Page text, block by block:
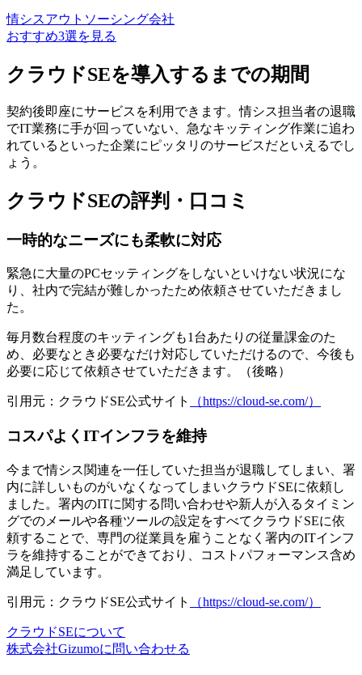
情シスアウトソーシング会社
おすすめ3選を見る
クラウドSEを導入するまでの期間
契約後即座にサービスを利用できます。情シス担当者の退職
でIT業務に手が回っていない、急なキッティング作業に追わ
れているといった企業にピッタリ のサービスだといえるでし
ょう。
クラウドSEの評判・口コミ
一時的なニーズにも柔軟に対応
緊急に大量のPCセッティングをしないといけない状況にな
り、社内で完結が難しかったため依頼させていただきまし
た。
毎月数台程度のキッティングも1台あたりの従量課金のた
め、 必要なとき必要なだけ対応していただけるので、今後も
必要に応じて依頼させていただきます。（後略）
引用元：クラウドSE公式サイト （https://cloud-se.com/）
コスパよくITインフラを維持
今まで情シス関連を一任していた担当が退職してしまい、署
内に詳しいものがいなくなってしまいクラウドSEに依頼し
ました。署内のITに関する問い合わせや新人が入るタイミン
グでのメールや各種ツールの設定をすべてクラウドSEに依
頼することで、 専門の従業員を雇うことなく署内のITインフ
ラを維持することができており
、コストパフォーマンス含め
満足しています。
引用元：クラウドSE公式サイト （https://cloud-se.com/）
クラウドSEについて
株式会社Gizumoに問い合わせる